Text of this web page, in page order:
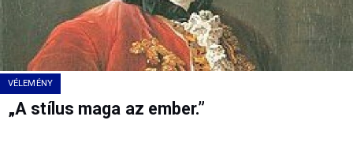
VÉLEMÉNY
„A stílus maga az ember.”